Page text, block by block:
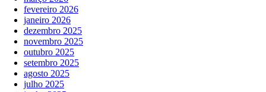
fevereiro 2026
janeiro 2026
dezembro 2025
novembro 2025
outubro 2025
setembro 2025
agosto 2025
julho 2025